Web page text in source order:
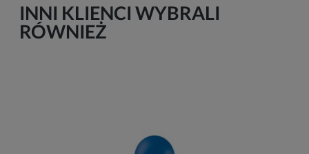
INNI KLIENCI WYBRALI
RÓWNIEŻ